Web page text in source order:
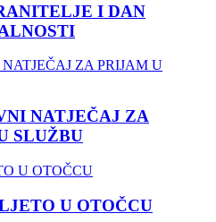
I DAN
NATJEČAJ ZA
SLUŽBU
U OTOČCU